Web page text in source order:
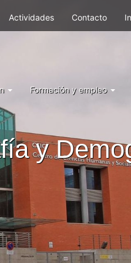
Actividades Contacto
Formación y empleo
y